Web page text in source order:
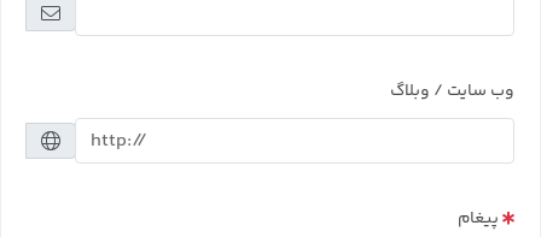
وب سایت / وبلاگ
پیغام